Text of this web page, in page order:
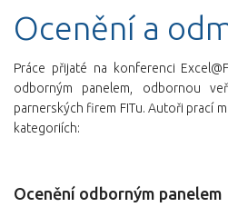
Ocenění a
Práce přijaté na konferenci
odborným panelem, odbornou
parnerských firem FITu. Autoři prací
kategoriích:
Ocenění odborným panelem